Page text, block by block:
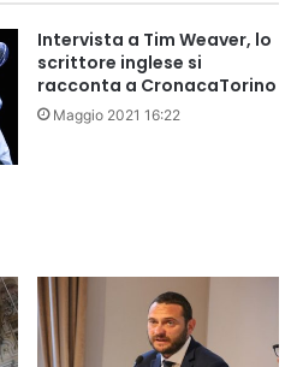
Intervista a Tim Weaver, lo
scrittore inglese si
racconta a CronacaTorino
Maggio 2021 16:22